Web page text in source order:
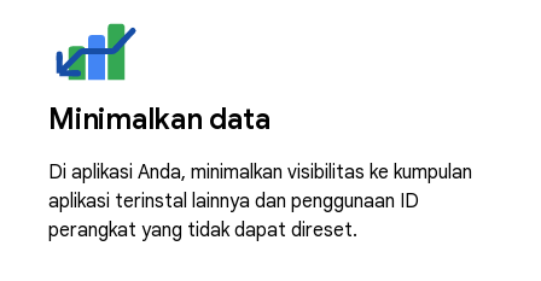
Minimalkan data
Di aplikasi Anda, minimalkan visibilitas ke kumpulan
aplikasi terinstal lainnya dan penggunaan ID
perangkat yang tidak dapat direset.